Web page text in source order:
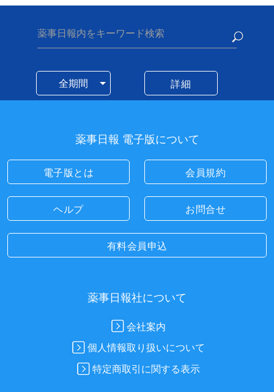
薬事日報内をキーワード検索
薬事日報 電子版について
電子版とは 会員規約
ヘルプ お問合せ
有料会員申込
薬事日報社について
会社案内
個人情報取り扱いについて
特定商取引に関する表示